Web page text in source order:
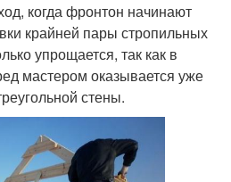
когда фронтон начинают
крайней пары стропильных
упрощается, так как в
мастером оказывается уже
стены.